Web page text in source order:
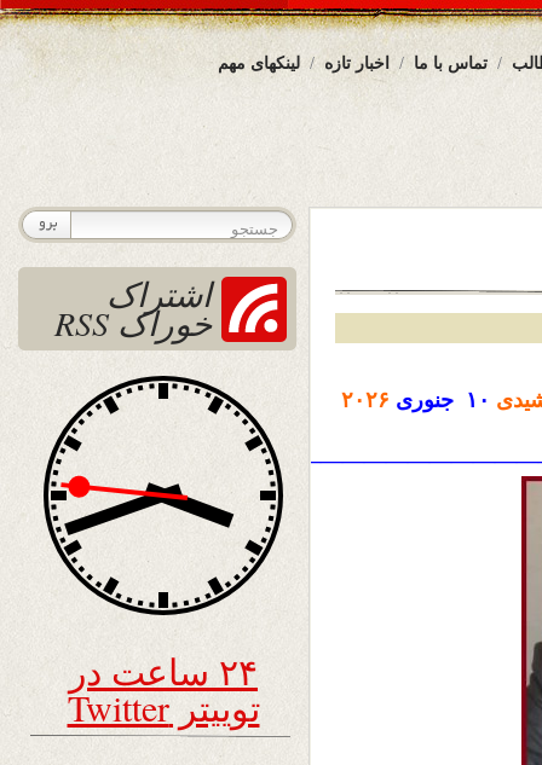
لینکهای مهم اخبار تازه تماس با ما
۱۰ جنوری ۲۰۲۶
اشتراک
خوراک RSS
۲۴ ساعت در
توییتر Twitter